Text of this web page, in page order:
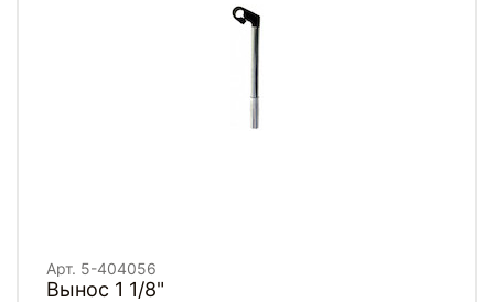
Арт. 5-404056
Вынос 1 1/8"